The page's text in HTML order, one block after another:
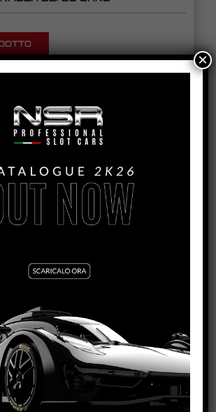
9074U/9075U/9076U/9083/9073S/907
9077S/9078S/9079S/9077U/9078U/9079U
RTR GLUED AND TRUED
CARS
9070/9071/9006/9085/9086/9030/9084
RTR GLUED AND TRUED
×